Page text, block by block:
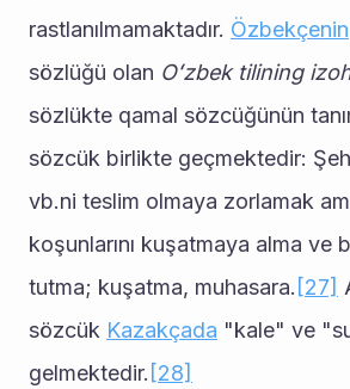
rastlanılmamaktadır. Özbekçenin
sözlüğü olan Oʻzbek tilining
sözlükte qamal sözcüğünün
sözcük birlikte geçmektedir:
vb.ni teslim olmaya zorlamak
koşunlarını kuşatmaya alma ve
tutma; kuşatma, muhasara. [27]
sözcük Kazakçada "kale" ve
gelmektedir. [28]